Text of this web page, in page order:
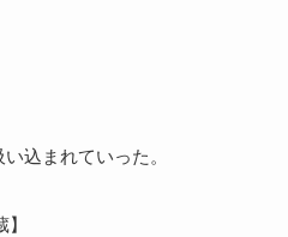
込まれていった。